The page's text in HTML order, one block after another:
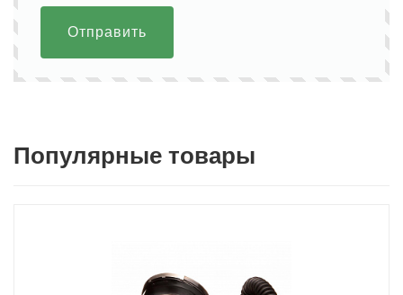
Отправить
Популярные товары